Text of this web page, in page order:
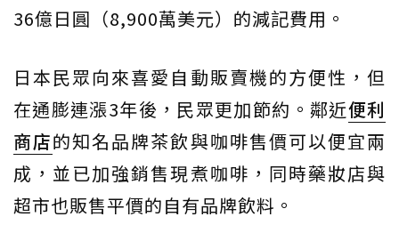
36億日圓（8,900萬美元）的減記費用。
日本民眾向來喜愛自動販賣機的方便性，但
在通膨連漲3年後，民眾更加節約。鄰近便利
商店的知名品牌茶飲與咖啡售價可以便宜兩
成，並已加強銷售現煮咖啡，同時藥妝店與
超市也販售平價的自有品牌飲料。